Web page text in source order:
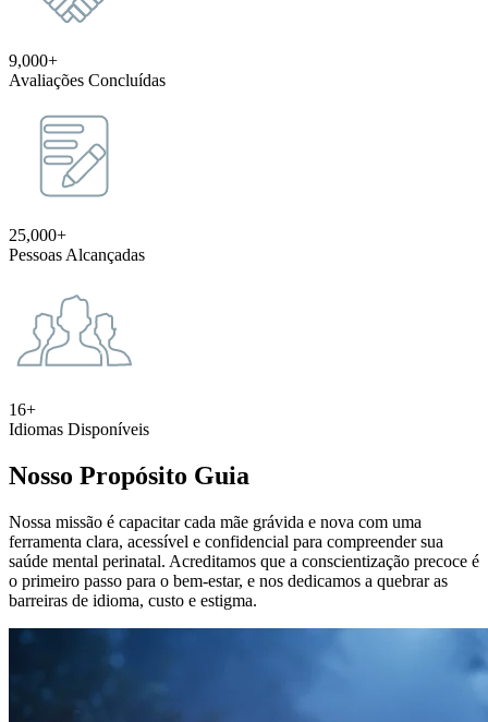
9,000+
Avaliações Concluídas
25,000+
Pessoas Alcançadas
16+
Idiomas Disponíveis
Nosso Propósito Guia
Nossa missão é capacitar cada mãe grávida e nova com uma
ferramenta clara, acessível e confidencial para compreender sua
saúde mental perinatal. Acreditamos que a conscientização precoce é
o primeiro passo para o bem-estar, e nos dedicamos a quebrar as
barreiras de idioma, custo e estigma.